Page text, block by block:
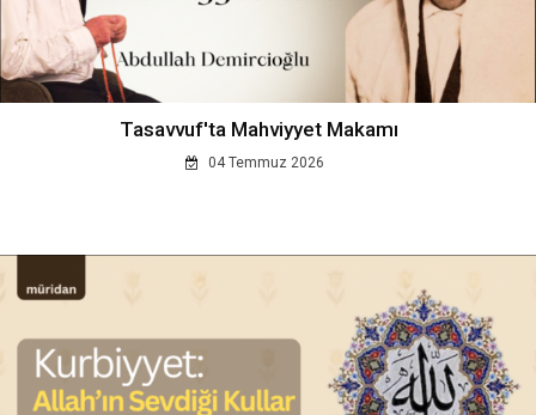
Tasavvuf'ta Mahviyyet Makamı
04 Temmuz 2026